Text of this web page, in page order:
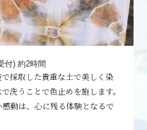
付) 約2時間
採取した貴重な土で美しく染
洗うことで色止めを施します。
動は、心に残る体験となるで